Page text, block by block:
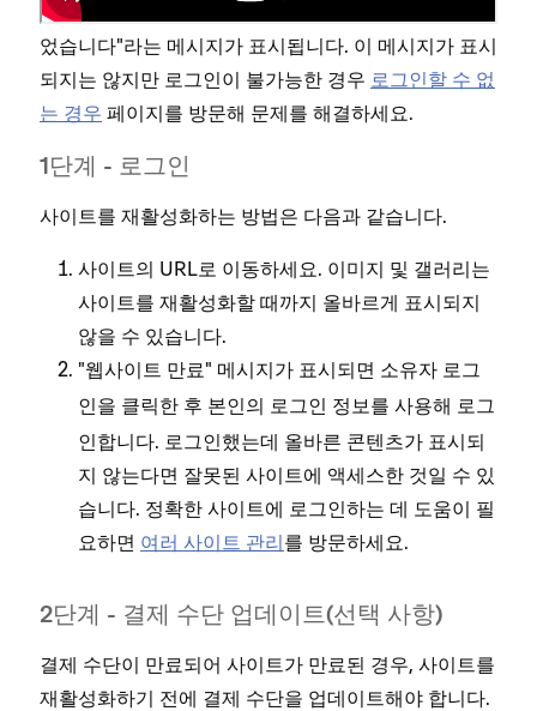
확인할 수 있습니다. 만료된 경우 "웹사이트가 만료되
었습니다"라는 메시지가 표시됩니다. 이 메시지가 표시
되지는 않지만 로그인이 불가능한 경우 로그인할 수 없
는 경우 페이지를 방문해 문제를 해결하세요.
1단계 - 로그인
사이트를 재활성화하는 방법은 다음과 같습니다.
사이트의 URL로 이동하세요. 이미지 및 갤러리는
사이트를 재활성화할 때까지 올바르게 표시되지
않을 수 있습니다.
"웹사이트 만료" 메시지가 표시되면 소유자 로그
인을 클릭한 후 본인의 로그인 정보를 사용해 로그
인합니다. 로그인했는데 올바른 콘텐츠가 표시되
지 않는다면 잘못된 사이트에 액세스한 것일 수 있
습니다. 정확한 사이트에 로그인하는 데 도움이 필
요하면 여러 사이트 관리를 방문하세요.
2단계 - 결제 수단 업데이트(선택 사항)
결제 수단이 만료되어 사이트가 만료된 경우, 사이트를
재활성화하기 전에 결제 수단을 업데이트해야 합니다.